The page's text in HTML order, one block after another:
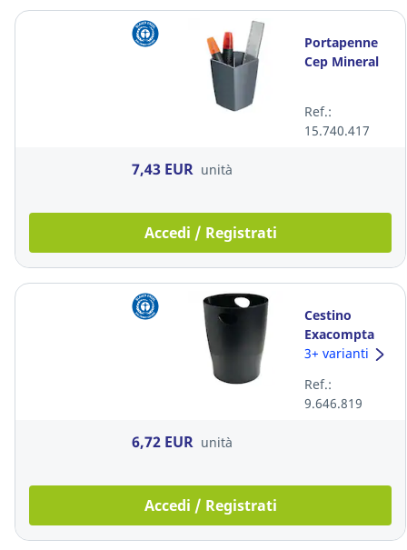
Portapenne
Cep Mineral
Ref.:
15.740.417
7,43 EUR unità
Accedi / Registrati
Cestino
Exacompta
polipropilene
3+ varianti
Ref.:
9.646.819
6,72 EUR unità
Accedi / Registrati